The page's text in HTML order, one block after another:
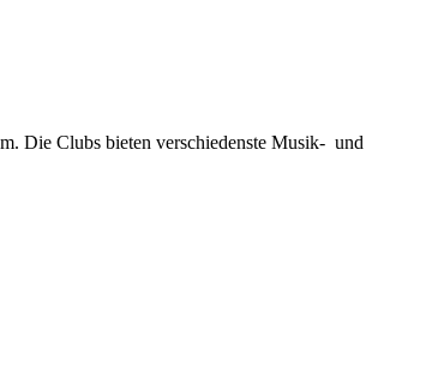
Die Clubs bieten verschiedenste Musik- und